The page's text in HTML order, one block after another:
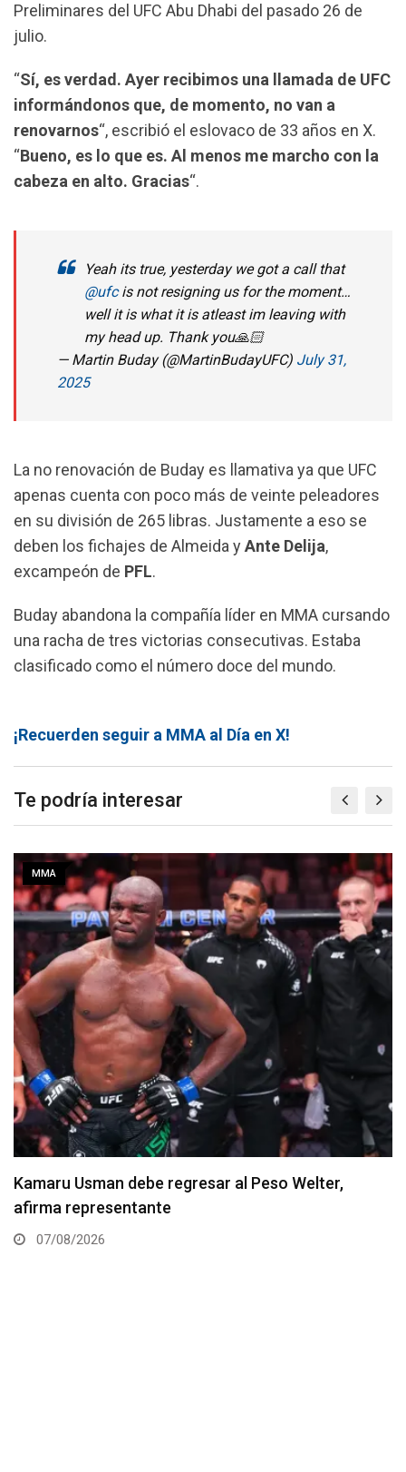
Preliminares del UFC Abu Dhabi del pasado 26 de
julio.
“Sí, es verdad. Ayer recibimos una llamada de UFC
informándonos que, de momento, no van a
renovarnos“, escribió el eslovaco de 33 años en X.
“Bueno, es lo que es. Al menos me marcho con la
cabeza en alto. Gracias“.
Yeah its true, yesterday we got a call that
@ufcis not resigning us for the moment…
well it is what it is atleast im leaving with
my head up. Thank you🙏🏻
— Martin Buday (@MartinBudayUFC) July 31,
2025
La no renovación de Buday es llamativa ya que UFC
apenas cuenta con poco más de veinte peleadores
en su división de 265 libras. Justamente a eso se
deben los fichajes de Almeida yAnte Delija,
excampeón de PFL.
Buday abandona la compañía líder en MMA cursando
una racha de tres victorias consecutivas. Estaba
clasificado como el número doce del mundo.
¡Recuerden seguir a MMA al Día en X!
Te podría interesar
MMA
Resultados de los pesajes del UFC Vegas 120:
Gamrot hace peso para pelea con Salkilld
07/08/2026